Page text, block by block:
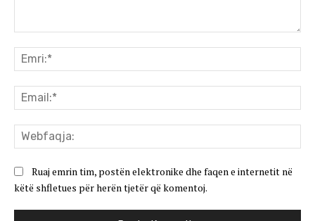
Ruaj emrin tim, postën elektronike dhe faqen e internetit në
këtë shfletues për herën tjetër që komentoj.